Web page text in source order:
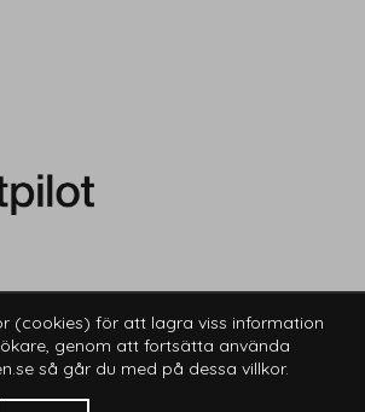
(cookies) för att lagra viss information
genom att fortsätta använda
så går du med på dessa villkor.